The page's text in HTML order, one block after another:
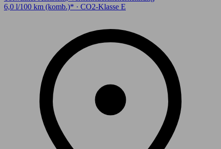
6,0 l/100 km (komb.)* · CO2-Klasse E